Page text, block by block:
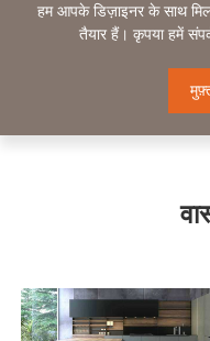
हम आपके डिज़ाइनर के साथ
तैयार हैं। कृपया हमें